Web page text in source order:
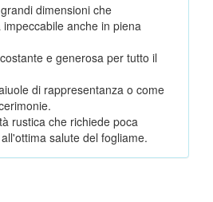
dimensioni che
anche in piena
e generosa per tutto il
di rappresentanza o come
rustica che richiede poca
salute del fogliame.